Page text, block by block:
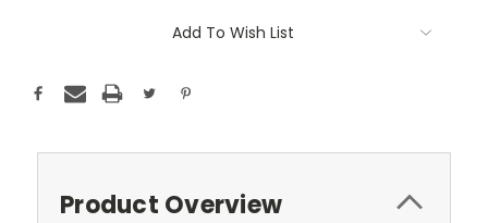
Add To Wish List
Product Overview